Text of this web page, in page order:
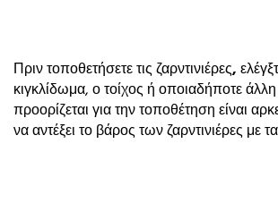
Πριν τοποθετήσετε τιςζαρντινιέρες,
κιγκλίδωμα, ο τοίχος ή οποιαδήποτε
προορίζεται για την τοποθέτηση είναι
να αντέξει το βάρος των ζαρντινιέρες με